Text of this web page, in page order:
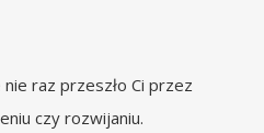
raz przeszło Ci przez
czy rozwijaniu.